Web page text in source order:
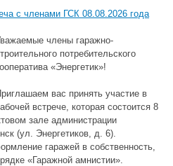
с членами ГСК 08.08.2026 года
члены гаражно-
потребительского
«Энергетик»!
вас принять участие в
встрече, которая состоится 8
зале администрации
(ул. Энергетиков, д. 6).
гаражей в собственность,
«Гаражной амнистии».